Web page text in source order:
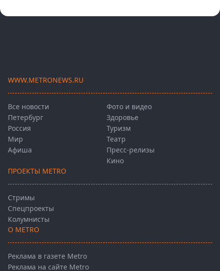
WWW.METRONEWS.RU
Все новости
Петербург
Россия
Мир
Афиша
Фото и видео
Здоровье
Туризм
Театр
Пресс-релизы
Кино
ПРОЕКТЫ METRO
Стримы
Спецпроекты
Колумнисты
О METRO
Реклама в газете Metro
Реклама на сайте Metro